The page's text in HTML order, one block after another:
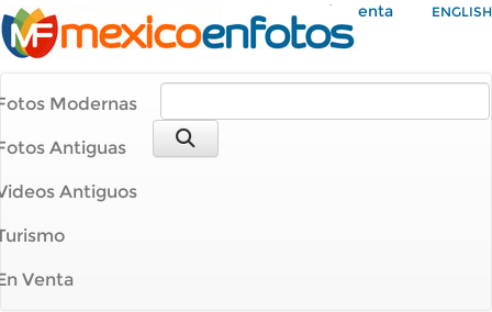
Mi Cuenta ENGLISH
Modernas
Antiguas
Antiguos
Venta